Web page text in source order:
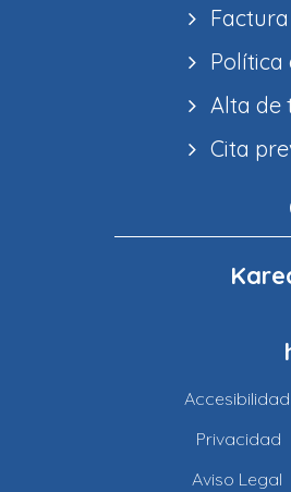
Política
Alta de
Cita
Accesibilidad
Privacidad
Aviso Legal